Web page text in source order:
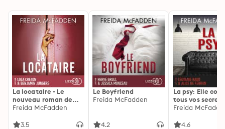
La locataire - Le
nouveau roman de
l'autrice de La femme
Freida McFadden
3.5
Le Boyfriend
Freida McFadden
4.2
La psy: Elle
tous vos
découvrez les
Freida
4.6